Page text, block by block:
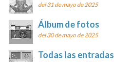
del 31 de mayo de 2025
Álbum de fotos
del 30 de mayo de 2025
Todas las entradas